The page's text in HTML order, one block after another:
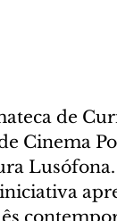
de
Cinema